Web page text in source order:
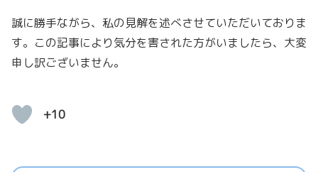
誠に勝手ながら、私の見解を述べさせていただいておりま
す。この記事により気分を害された方がいましたら、大変
申し訳ございません。
+10